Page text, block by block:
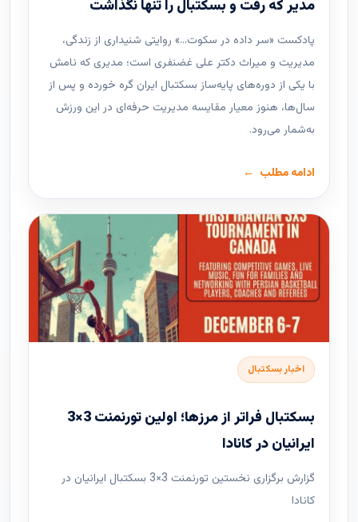
مدیر که رفت و بسکتبال را تنها نگذاشت
پادکست «سر داده در سکوت…» روایتی شنیداری از زندگی،
مدیریت و میراث دکتر علی غضنفری است؛ مدیری که نامش
با یکی از دوره‌های پایه‌ساز بسکتبال ایران گره خورده و پس از
سال‌ها، هنوز معیار مقایسه مدیریت حرفه‌ای در این ورزش
به‌شمار می‌رود.
ادامه مطلب
اخبار بسکتبال
بسکتبال فراتر از مرزها؛ اولین تورنمنت 3×3
ایرانیان در کانادا
گزارش برگزاری نخستین تورنمنت 3×3 بسکتبال ایرانیان در
کانادا